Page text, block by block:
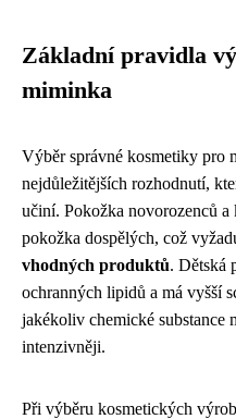
Základní pravidla
miminka
Výběr správné kosmetiky pro
nejdůležitějších rozhodnutí,
učiní. Pokožka novorozenců
pokožka dospělých, což
vhodných produktů. Dětská
ochranných lipidů a má vyšší
jakékoliv chemické substance
intenzivněji.
Při výběru kosmetických